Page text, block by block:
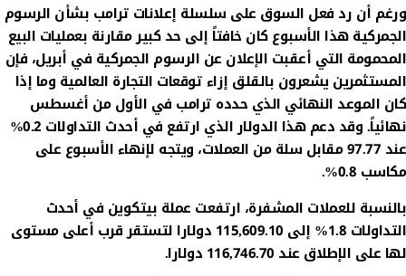
ورغم أن رد فعل السوق على سلسلة إعلانات ترامب بشأن الرسوم
الجمركية هذا الأسبوع كان خافتاً إلى حد كبير مقارنة بعمليات البيع
المحمومة التي أعقبت الإعلان عن الرسوم الجمركية في أبريل، فإن
المستثمرين يشعرون بالقلق إزاء توقعات التجارة العالمية وما إذا
كان الموعد النهائي الذي حدده ترامب في الأول من أغسطس
نهائياً. وقد دعم هذا الدولار الذي ارتفع في أحدث التداولات 0.2%
عند 97.77 مقابل سلة من العملات، ويتجه لإنهاء الأسبوع على
مكاسب 0.8%.
بالنسبة للعملات المشفرة، ارتفعت عملة بيتكوين في أحدث
التداولات 1.8% إلى 115,609.10 دولارا لتستقر قرب أعلى مستوى
لها على الإطلاق عند 116,746.70 دولارا.